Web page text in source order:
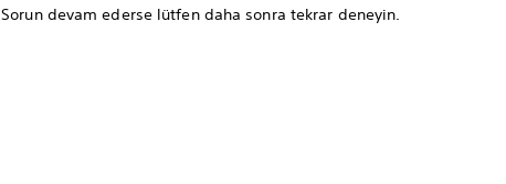
Sorun devam ederse lütfen daha sonra tekrar deneyin.